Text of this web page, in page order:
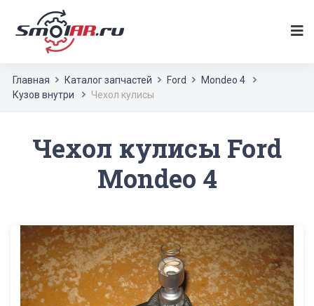
Главная Каталог запчастей Ford
Mondeo 4
Кузов внутри
Чехол кулисы
Чехол кулисы Ford
Mondeo 4